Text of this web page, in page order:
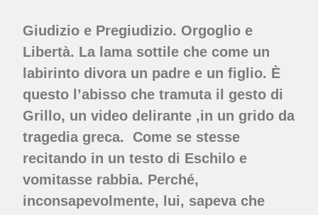
Giudizio e Pregiudizio. Orgoglio e
Libertà. La lama sottile che come un
labirinto divora un padre e un figlio. È
questo l’abisso che tramuta il gesto di
Grillo, un video delirante ,in un grido da
tragedia greca. Come se stesse
recitando in un testo di Eschilo e
vomitasse rabbia. Perché,
inconsapevolmente, lui, sapeva che